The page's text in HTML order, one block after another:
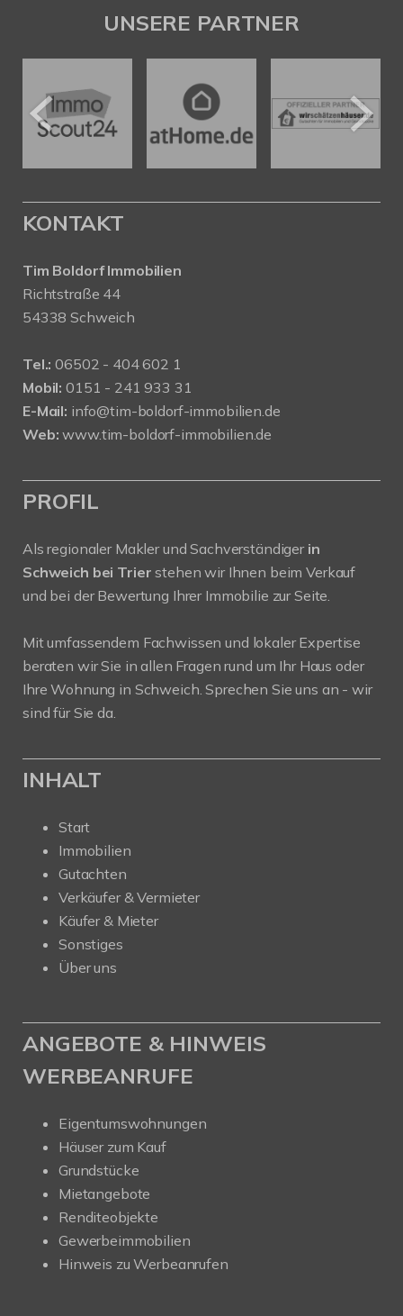
UNSERE PARTNER
KONTAKT
Tim Boldorf Immobilien
Richtstraße 44
54338 Schweich
Tel.: 06502 - 404 602 1
Mobil: 0151 - 241 933 31
E-Mail: info@tim-boldorf-immobilien.de
Web:www.tim-boldorf-immobilien.de
PROFIL
Als regionaler Makler und Sachverständigerin
Schweich bei Trierstehen wir Ihnen beim Verkauf
und bei der Bewertung Ihrer Immobilie zur Seite.
Mit umfassendem Fachwissen und lokaler Expertise
beraten wir Sie in allen Fragen rund um Ihr Haus oder
Ihre Wohnung in Schweich. Sprechen Sie uns an - wir
sind für Sie da.
INHALT
Start
Immobilien
Gutachten
Verkäufer & Vermieter
Käufer & Mieter
Sonstiges
Über uns
ANGEBOTE & HINWEIS
WERBEANRUFE
Eigentumswohnungen
Häuser zum Kauf
Grundstücke
Mietangebote
Renditeobjekte
Gewerbeimmobilien
Hinweis zu Werbeanrufen